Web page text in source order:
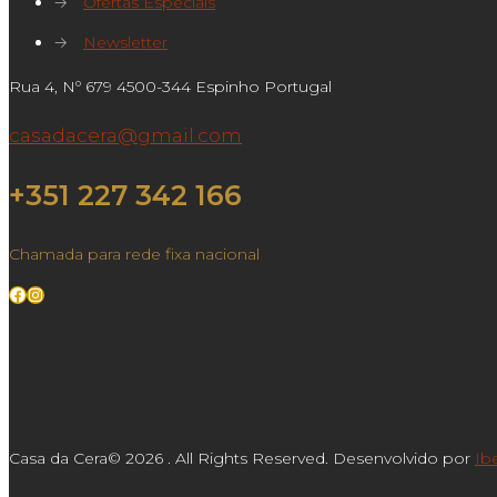
→
Newsletter
Rua 4, Nº 679 4500-344 Espinho Portugal
casadacera@gmail.com
+351 227 342 166
Chamada para rede fixa nacional
Facebook
Instagram
Casa da Cera© 2026 . All Rights Reserved. Desenvolvido por